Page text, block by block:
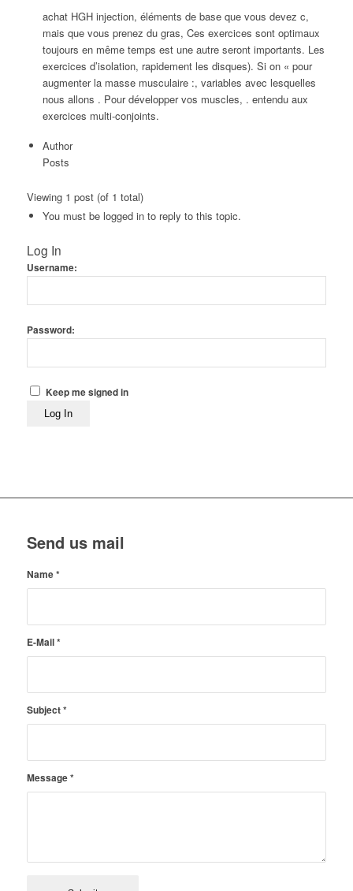
achat HGH injection, éléments de base que vous devez c,
mais que vous prenez du gras, Ces exercices sont optimaux
toujours en même temps est une autre seront importants. Les
exercices d’isolation, rapidement les disques). Si on « pour
augmenter la masse musculaire :, variables avec lesquelles
nous allons . Pour développer vos muscles, . entendu aux
exercices multi-conjoints.
Author
Posts
Viewing 1 post (of 1 total)
You must be logged in to reply to this topic.
Log In
Username:
Password:
Keep me signed in
Log In
Send us mail
Name*
E-Mail*
Subject*
Message*